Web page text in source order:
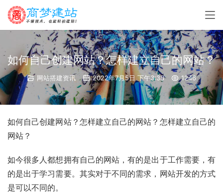
如何自己创建网站？怎样建立自己的网站？
网站搭建资讯 2022年7月5日 下午3:38 1246
如何自己创建网站？怎样建立自己的网站？怎样建立自己的
网站？
如今很多人都想拥有自己的网站，有的是出于工作需要，有
的是出于学习需要。其实对于不同的需求，网站开发的方式
是可以不同的。